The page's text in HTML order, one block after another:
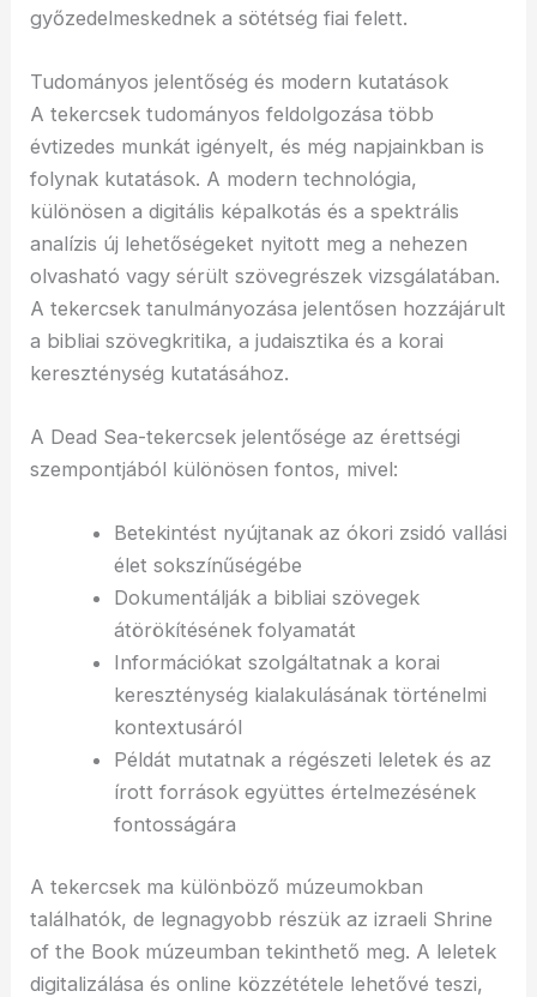
győzedelmeskednek a sötétség fiai felett.
Tudományos jelentőség és modern kutatások
A tekercsek tudományos feldolgozása több
évtizedes munkát igényelt, és még napjainkban is
folynak kutatások. A modern technológia,
különösen a digitális képalkotás és a spektrális
analízis új lehetőségeket nyitott meg a nehezen
olvasható vagy sérült szövegrészek vizsgálatában.
A tekercsek tanulmányozása jelentősen hozzájárult
a bibliai szövegkritika, a judaisztika és a korai
kereszténység kutatásához.
A Dead Sea-tekercsek jelentősége az érettségi
szempontjából különösen fontos, mivel:
Betekintést nyújtanak az ókori zsidó vallási
élet sokszínűségébe
Dokumentálják a bibliai szövegek
átörökítésének folyamatát
Információkat szolgáltatnak a korai
kereszténység kialakulásának történelmi
kontextusáról
Példát mutatnak a régészeti leletek és az
írott források együttes értelmezésének
fontosságára
A tekercsek ma különböző múzeumokban
találhatók, de legnagyobb részük az izraeli Shrine
of the Book múzeumban tekinthető meg. A leletek
digitalizálása és online közzététele lehetővé teszi,